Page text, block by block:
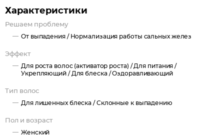
Характеристики
Решаем проблему
От выпадения / Нормализация работы сальных желез
Эффект
Для роста волос (активатор роста) /Для питания /
Укрепляющий / Для блеска /Оздоравливающий
Тип волос
Для лишенных блеска /Склонные к выпадению
Пол и возраст
Женский